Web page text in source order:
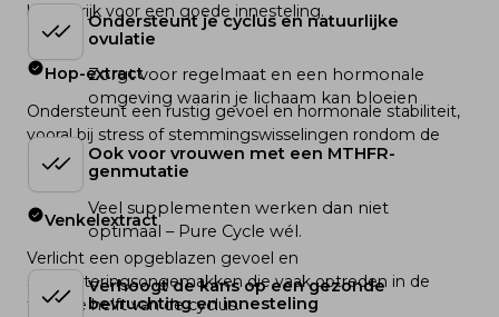
belangrijk voor een goede innesteling.
Hop-extract
Ondersteunt een rustig gevoel en hormonale stabiliteit,
vooral bij stress of stemmingswisselingen rondom de
cyclus.
Venkelextract
Verlicht een opgeblazen gevoel en
spijsverteringsongemakken die vaak optreden in de
tweede helft van de cyclus.
Verhoogt de kans op een gezonde
bevruchting en innesteling
Ook voor vrouwen met een MTHFR-
genmutatie
Veel supplementen werken dan niet
optimaal – Pure Cycle wél.
Ondersteunt je cyclus en natuurlijke
ovulatie
Zorgt voor regelmaat en een hormonale
omgeving waarin je lichaam kan bloeien